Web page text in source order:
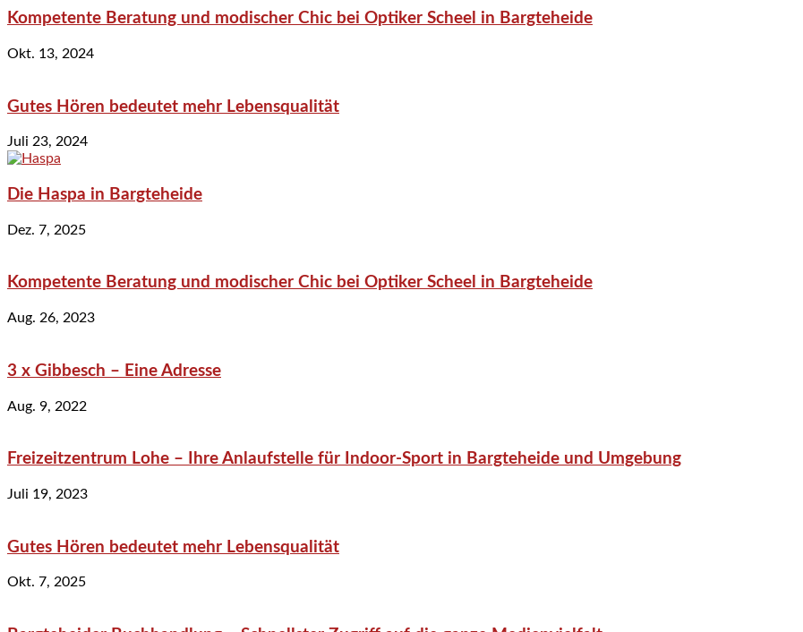
Kompetente Beratung und modischer Chic bei Optiker Scheel in Bargteheide
Okt. 13, 2024
Gutes Hören bedeutet mehr Lebensqualität
Juli 23, 2024
Die Haspa in Bargteheide
Dez. 7, 2025
Kompetente Beratung und modischer Chic bei Optiker Scheel in Bargteheide
Aug. 26, 2023
3 x Gibbesch – Eine Adresse
Aug. 9, 2022
Freizeitzentrum Lohe – Ihre Anlaufstelle für Indoor-Sport in Bargteheide und Umgebung
Juli 19, 2023
Gutes Hören bedeutet mehr Lebensqualität
Okt. 7, 2025